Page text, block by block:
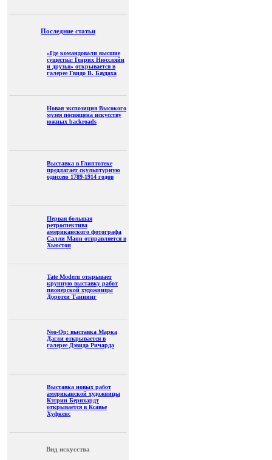
Последние статьи
«Где командовали высшие
существа: Генрих Нюссляйн
и друзья» открывается в
галерее Гвидо В. Баудаха
Новая экспозиция Высокого
музея посвящена искусству
южных backroads
Выставка в Глиптотеке
предлагает скульптурную
одиссею 1789-1914 годов
Первая большая
ретроспектива
американского фотографа
Салли Манн отправляется в
Хьюстон
Tate Modern открывает
крупную выставку работ
пионерской художницы
Доротеи Таннинг
Neo-Op: выставка Марка
Дагли открывается в
галерее Дэвида Ричарда
Выставка новых работ
американской художницы
Кэтрин Бернхардт
открывается в Ксавье
Хуфкенс
Вид искусства